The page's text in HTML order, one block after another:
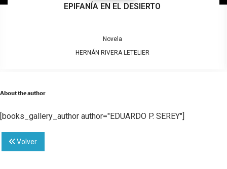
EPIFANÍA EN EL DESIERTO
Novela
HERNÁN RIVERA LETELIER
About the author
[books_gallery_author author="EDUARDO P. SEREY"]
Volver